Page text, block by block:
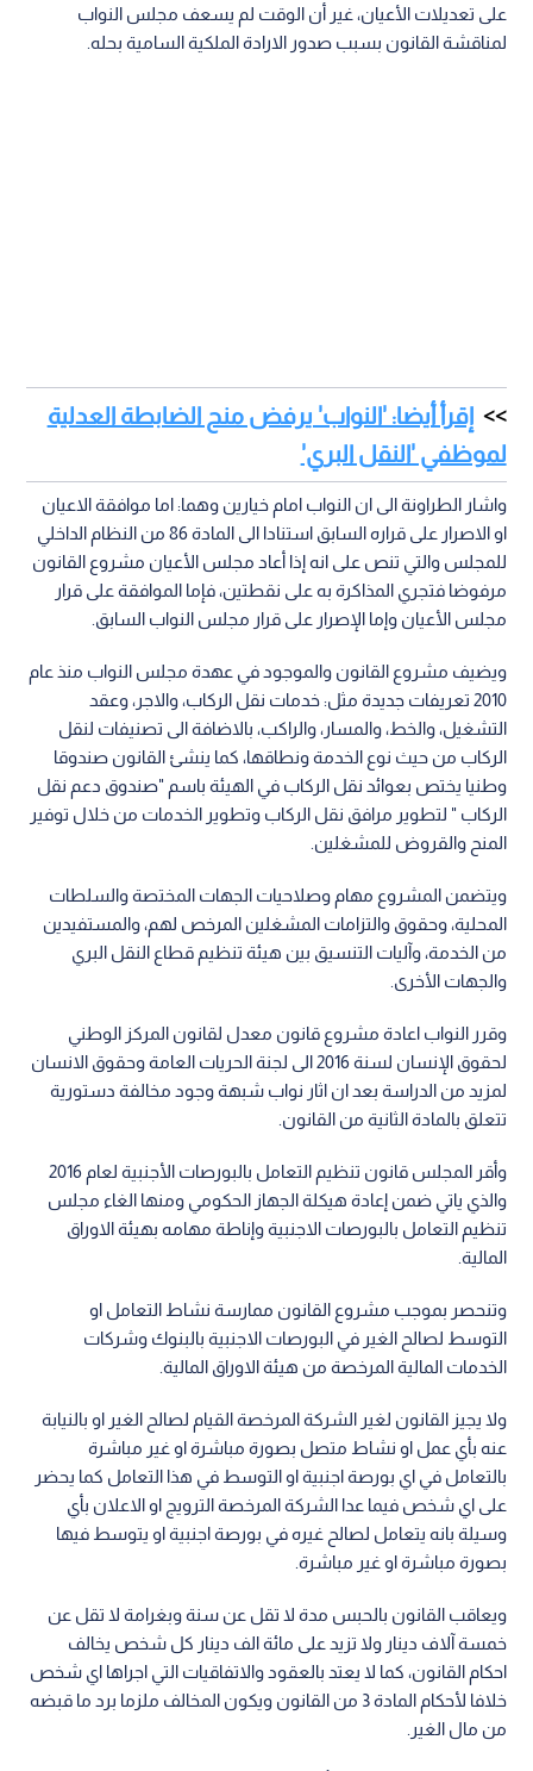
على تعديلات الأعيان، غير أن الوقت لم يسعف مجلس النواب
لمناقشة القانون بسبب صدور الارادة الملكية السامية بحله.
إقرأ أيضا: 'النواب' يرفض منح الضابطة العدلية
لموظفي 'النقل البري'
واشار الطراونة الى ان النواب امام خيارين وهما: اما موافقة الاعيان
او الاصرار على قراره السابق استنادا الى المادة 86 من النظام الداخلي
للمجلس والتي تنص على انه إذا أعاد مجلس الأعيان مشروع القانون
مرفوضا فتجري المذاكرة به على نقطتين، فإما الموافقة على قرار
مجلس الأعيان وإما الإصرار على قرار مجلس النواب السابق.
ويضيف مشروع القانون والموجود في عهدة مجلس النواب منذ عام
2010 تعريفات جديدة مثل: خدمات نقل الركاب، والاجر، وعقد
التشغيل، والخط، والمسار، والراكب، بالاضافة الى تصنيفات لنقل
الركاب من حيث نوع الخدمة ونطاقها، كما ينشئ القانون صندوقا
وطنيا يختص بعوائد نقل الركاب في الهيئة باسم "صندوق دعم نقل
الركاب " لتطوير مرافق نقل الركاب وتطوير الخدمات من خلال توفير
المنح والقروض للمشغلين.
ويتضمن المشروع مهام وصلاحيات الجهات المختصة والسلطات
المحلية، وحقوق والتزامات المشغلين المرخص لهم، والمستفيدين
من الخدمة، وآليات التنسيق بين هيئة تنظيم قطاع النقل البري
والجهات الأخرى.
وقرر النواب اعادة مشروع قانون معدل لقانون المركز الوطني
لحقوق الإنسان لسنة 2016 الى لجنة الحريات العامة وحقوق الانسان
لمزيد من الدراسة بعد ان اثار نواب شبهة وجود مخالفة دستورية
تتعلق بالمادة الثانية من القانون.
وأقر المجلس قانون تنظيم التعامل بالبورصات الأجنبية لعام 2016
والذي ياتي ضمن إعادة هيكلة الجهاز الحكومي ومنها الغاء مجلس
تنظيم التعامل بالبورصات الاجنبية وإناطة مهامه بهيئة الاوراق
المالية.
وتنحصر بموجب مشروع القانون ممارسة نشاط التعامل او
التوسط لصالح الغير في البورصات الاجنبية بالبنوك وشركات
الخدمات المالية المرخصة من هيئة الاوراق المالية.
ولا يجيز القانون لغير الشركة المرخصة القيام لصالح الغير او بالنيابة
عنه بأي عمل او نشاط متصل بصورة مباشرة او غير مباشرة
بالتعامل في اي بورصة اجنبية او التوسط في هذا التعامل كما يحضر
على اي شخص فيما عدا الشركة المرخصة الترويج او الاعلان بأي
وسيلة بانه يتعامل لصالح غيره في بورصة اجنبية او يتوسط فيها
بصورة مباشرة او غير مباشرة.
ويعاقب القانون بالحبس مدة لا تقل عن سنة وبغرامة لا تقل عن
خمسة آلاف دينار ولا تزيد على مائة الف دينار كل شخص يخالف
احكام القانون، كما لا يعتد بالعقود والاتفاقيات التي اجراها اي شخص
خلافا لأحكام المادة 3 من القانون ويكون المخالف ملزما برد ما قبضه
من مال الغير.